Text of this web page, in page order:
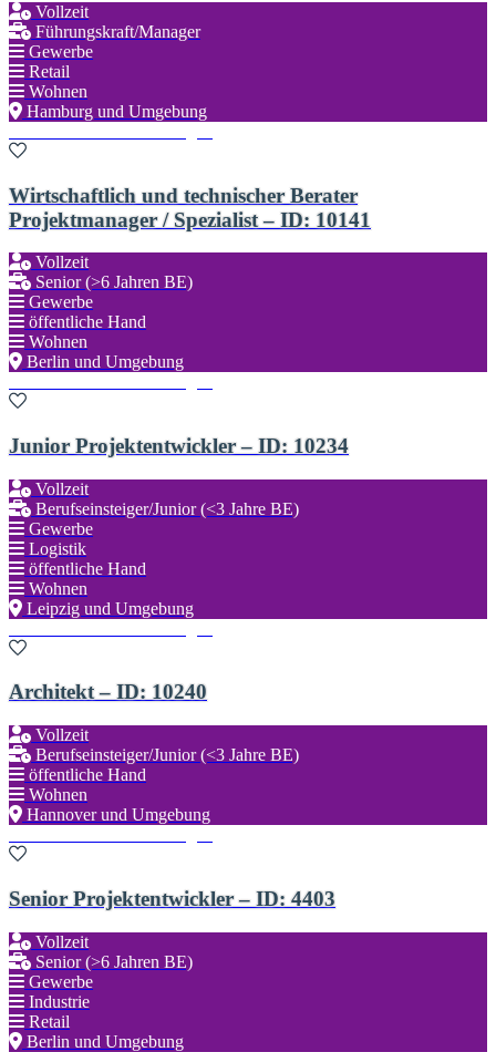
Vollzeit
Führungskraft/Manager
Gewerbe
Retail
Wohnen
Hamburg und Umgebung
Wirtschaftlich und technischer Berater
Projektmanager / Spezialist – ID: 10141
Vollzeit
Senior (>6 Jahren BE)
Gewerbe
öffentliche Hand
Wohnen
Berlin und Umgebung
Junior Projektentwickler – ID: 10234
Vollzeit
Berufseinsteiger/Junior (<3 Jahre BE)
Gewerbe
Logistik
öffentliche Hand
Wohnen
Leipzig und Umgebung
Architekt – ID: 10240
Vollzeit
Berufseinsteiger/Junior (<3 Jahre BE)
öffentliche Hand
Wohnen
Hannover und Umgebung
Senior Projektentwickler – ID: 4403
Vollzeit
Senior (>6 Jahren BE)
Gewerbe
Industrie
Retail
Berlin und Umgebung